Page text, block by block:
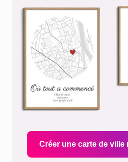
Créer une carte de ville